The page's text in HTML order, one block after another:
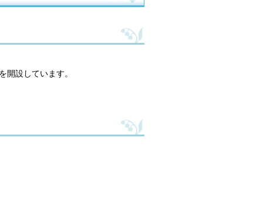
開設しています。